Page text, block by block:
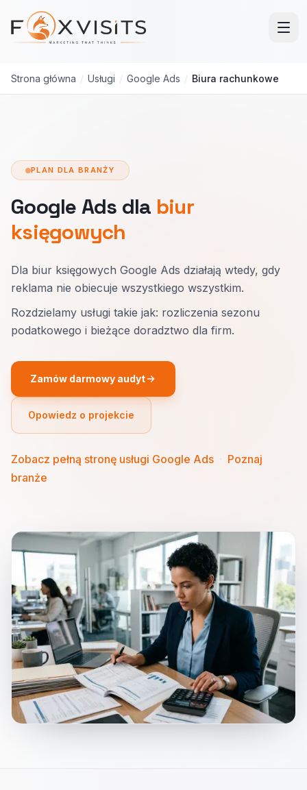
Przejdź do treści głównej
Strona główna / Usługi / Google Ads / Biura rachunkowe
PLAN DLA BRANŻY
Google Ads dla biur
księgowych
Dla biur księgowych Google Ads działają wtedy, gdy
reklama nie obiecuje wszystkiego wszystkim.
Rozdzielamy usługi takie jak: rozliczenia sezonu
podatkowego i bieżące doradztwo dla firm.
Zamów darmowy audyt
Opowiedz o projekcie
Zobacz pełną stronę usługi Google Ads
Poznaj
branże